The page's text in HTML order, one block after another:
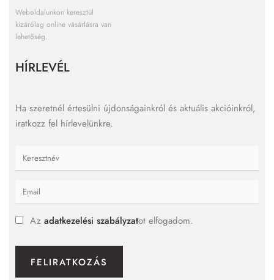
Weboldalunkon keresztül
kizárólag online vásárlásra van
lehetőség.
HÍRLEVÉL
Ha szeretnél értesülni újdonságainkról és aktuális akcióinkról,
iratkozz fel hírlevelünkre.
Az adatkezelési szabályzatot elfogadom.
FELIRATKOZÁS